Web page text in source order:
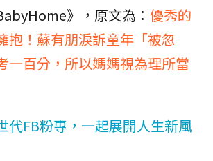
》，原文為： 優秀的
抱！蘇有朋淚訴童年「被忽
一百分，所以媽媽視為理所當
代FB粉專，一起展開人生新風